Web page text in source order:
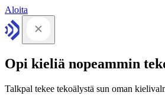
Aloita
Opi kieliä nopeammin
Talkpal tekee tekoälystä sun oman